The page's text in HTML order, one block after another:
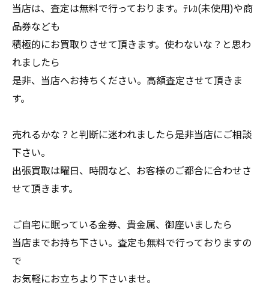
当店は、査定は無料で行っております。ﾃﾚｶ(未使用)や商
品券なども
積極的にお買取りさせて頂きます。使わないな？と思わ
れましたら
是非、当店へお持ちください。高額査定させて頂きま
す。
売れるかな？と判断に迷われましたら是非当店にご相談
下さい。
出張買取は曜日、時間など、お客様のご都合に合わせさ
せて頂きます。
ご自宅に眠っている金券、貴金属、御座いましたら
当店までお持ち下さい。査定も無料で行っておりますの
で
お気軽にお立ちより下さいませ。